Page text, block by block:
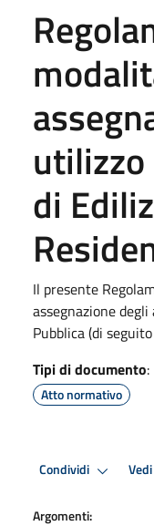
di
Il presente
assegnazione
Pubblica (di seguito
Tipi di documento:
Atto normativo
Condividi
Argomenti: